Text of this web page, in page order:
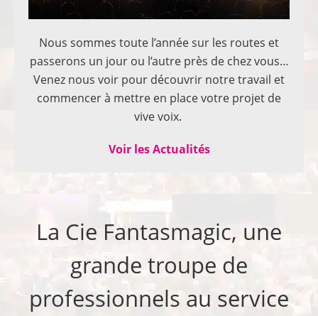
Nous sommes toute l’année sur les routes et
passerons un jour ou l’autre près de chez vous…
Venez nous voir pour découvrir notre travail et
commencer à mettre en place votre projet de
vive voix.
Voir les Actualités
La Cie Fantasmagic, une
grande troupe de
professionnels au service